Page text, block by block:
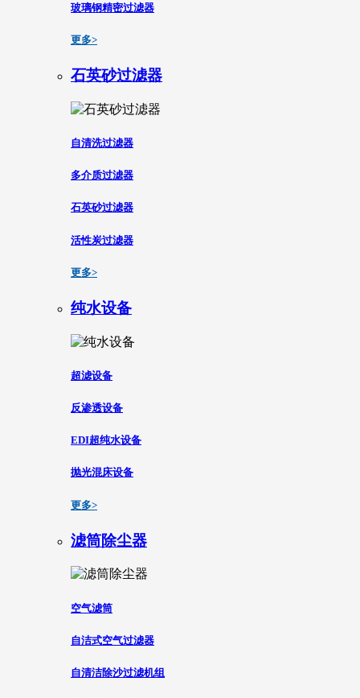
玻璃钢精密过滤器
更多>
石英砂过滤器
自清洗过滤器
多介质过滤器
石英砂过滤器
活性炭过滤器
更多>
纯水设备
超滤设备
反渗透设备
EDI超纯水设备
抛光混床设备
更多>
滤筒除尘器
空气滤筒
自洁式空气过滤器
自清洁除沙过滤机组